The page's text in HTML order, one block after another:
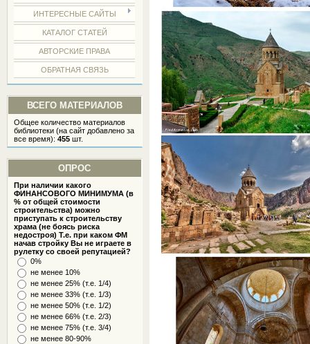
ИНТЕРЕСНЫЕ САЙТЫ
КАТАЛОГ СТАТЕЙ
АВТОРСКИЕ ПРАВА
ОБРАТНАЯ СВЯЗЬ
ВСЕГО МАТЕРИАЛОВ
Общее количество материалов
библиотеки (на сайт добавлено за
все время):455 шт.
ОПРОС
При наличии какого
ФИНАНСОВОГО МИНИМУМА (в
% от общей стоимости
строительства) можно
приступать к строительству
храма (не боясь риска
недостроя) Т.е. при каком ФМ
начав стройку Вы не играете в
рулетку со своей репутацией?
0%
не менее 10%
не менее 25% (т.е. 1/4)
не менее 33% (т.е. 1/3)
не менее 50% (т.е. 1/2)
не менее 66% (т.е. 2/3)
не менее 75% (т.е. 3/4)
не менее 80-90%